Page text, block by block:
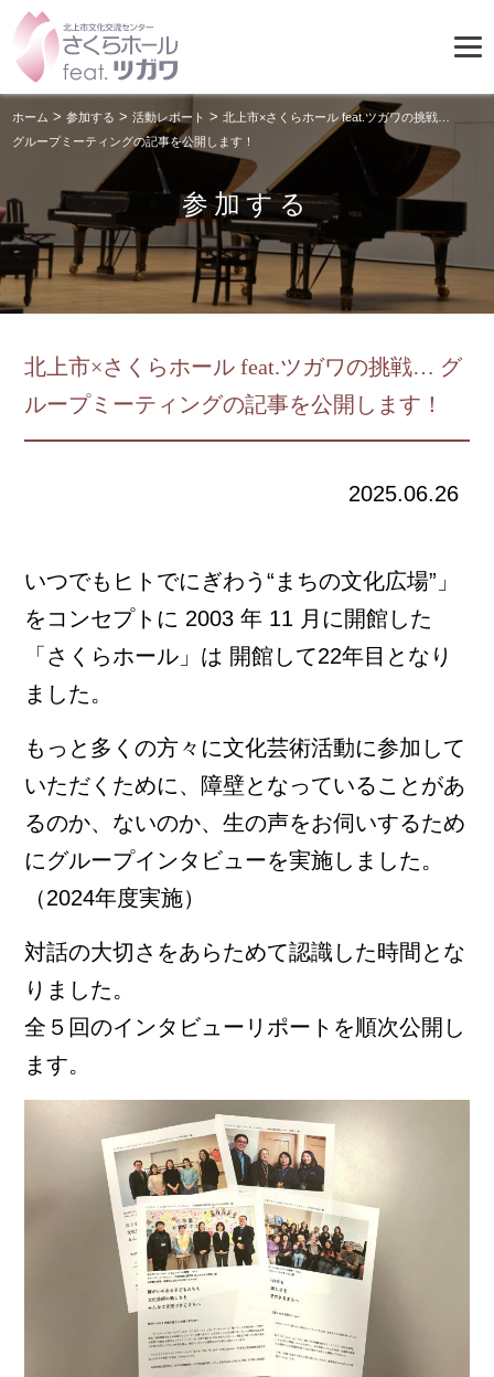
参加する
ホーム >参加する >活動レポート >北上市×さくらホール feat.ツガワの挑戦…
グループミーティングの記事を公開します！
北上市×さくらホール feat.ツガワの挑戦… グ
ループミーティングの記事を公開します！
2025.06.26
いつでもヒトでにぎわう“まちの文化広場”」
をコンセプトに 2003 年 11 月に開館した
「さくらホール」は 開館して22年目となり
ました。
もっと多くの方々に文化芸術活動に参加して
いただくために、障壁となっていることがあ
るのか、ないのか、生の声をお伺いするため
にグループインタビューを実施しました。
（2024年度実施）
対話の大切さをあらためて認識した時間とな
りました。
全５回のインタビューリポートを順次公開し
ます。